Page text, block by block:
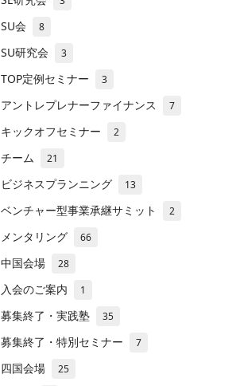
SU会 8
SU研究会 3
TOP定例セミナー 3
アントレプレナーファイナンス 7
キックオフセミナー 2
チーム 21
ビジネスプランニング 13
ベンチャー型事業承継サミット 2
メンタリング 66
中国会場 28
入会のご案内 1
募集終了・実践塾 35
募集終了・特別セミナー 7
四国会場 25